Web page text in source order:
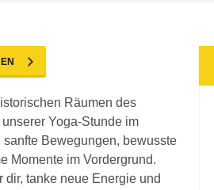
Räumen des
Yoga-Stunde im
sanfte Bewegungen, bewusste
Momente im Vordergrund.
dir, tanke neue Energie und